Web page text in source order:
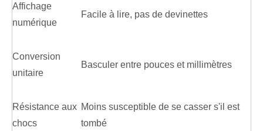
Affichage
numérique
Facile à lire, pas de devinettes
Conversion
unitaire
Basculer entre pouces et millimètres
Résistance aux
chocs
Moins susceptible de se casser s'il est
tombé